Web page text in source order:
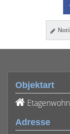
Objektart
Adresse